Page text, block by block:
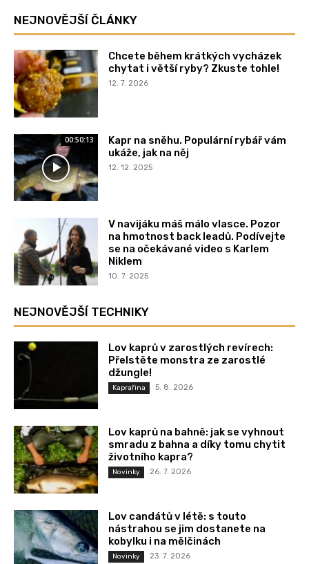
NEJNOVĚJŠÍ ČLÁNKY
Chcete během krátkých vycházek
chytat i větší ryby? Zkuste tohle!
12. 7. 2026
00:50:13
Kapr na sněhu. Populární rybář vám
ukáže, jak na něj
12. 12. 2025
V navijáku máš málo vlasce. Pozor
na hmotnost back leadů. Podívejte
se na očekávané video s Karlem
Niklem
10. 7. 2025
NEJNOVĚJŠÍ TECHNIKY
Lov kaprů v zarostlých revírech:
Přelstěte monstra ze zarostlé
džungle!
Kaprařina 5. 8. 2026
Lov kaprů na bahně: jak se vyhnout
smradu z bahna a díky tomu chytit
životního kapra?
Novinky 26. 7. 2026
Lov candátů v létě: s touto
nástrahou se jim dostanete na
kobylku i na mělčinách
Novinky 23. 7. 2026